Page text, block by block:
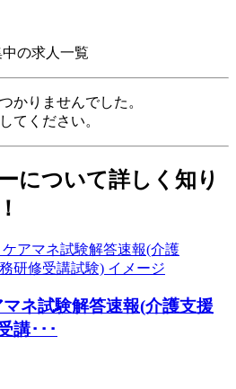
の求人一覧
かりませんでした。
てください。
について詳しく知り
ネ試験解答速報(介護支援
講･･･